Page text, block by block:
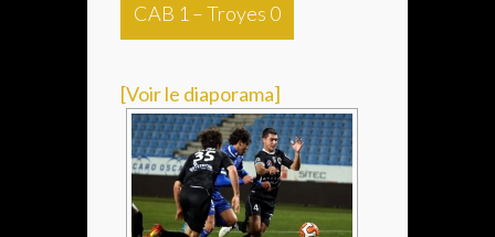
CAB 1 – Troyes 0
[Voir le diaporama]